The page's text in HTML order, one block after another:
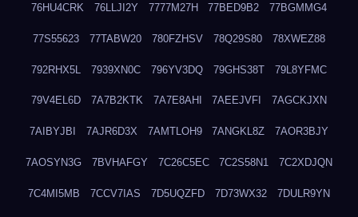
76HU4CRK 76LLJI2Y 7777M27H 77BED9B2 77BGMMG4
77S55623 77TABW20 780FZHSV 78Q29S80 78XWEZ88
792RHX5L 7939XN0C 796YV3DQ 79GHS38T 79L8YFMC
79V4EL6D 7A7B2KTK 7A7E8AHI 7AEEJVFI 7AGCKJXN
7AIBYJBI 7AJR6D3X 7AMTLOH9 7ANGKL8Z 7AOR3BJY
7AOSYN3G 7BVHAFGY 7C26C5EC 7C2S58N1 7C2XDJQN
7C4MI5MB 7CCV7IAS 7D5UQZFD 7D73WX32 7DULR9YN